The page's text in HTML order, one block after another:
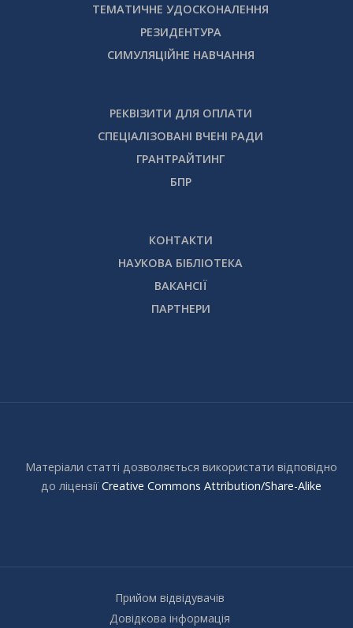
ТЕМАТИЧНЕ УДОСКОНАЛЕННЯ
РЕЗИДЕНТУРА
СИМУЛЯЦІЙНЕ НАВЧАННЯ
РЕКВІЗИТИ ДЛЯ ОПЛАТИ
СПЕЦІАЛІЗОВАНІ ВЧЕНІ РАДИ
ГРАНТРАЙТИНГ
БПР
КОНТАКТИ
НАУКОВА БІБЛІОТЕКА
ВАКАНСІЇ
ПАРТНЕРИ
Матеріали статті дозволяється використати відповідно
до ліцензії Creative Commons Attribution/Share-Alike
Прийом відвідувачів
Довідкова інформація